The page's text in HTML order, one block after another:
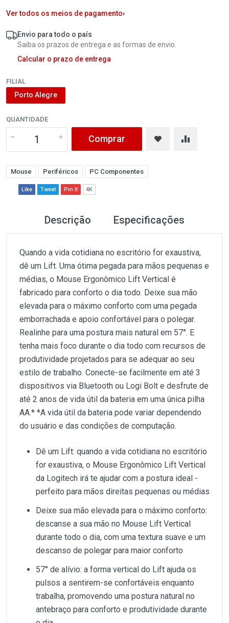
Ver todos os meios de pagamento›
Envio para todo o país
Saiba os prazos de entrega e as formas de envio.
Calcular o prazo de entrega
FILIAL
Porto Alegre
QUANTIDADE
Comprar
Mouse Periféricos PC Componentes
Like Tweet Pin It 4K
Descrição Especificações
Quando a vida cotidiana no escritório for exaustiva,
dê um Lift. Uma ótima pegada para mãos pequenas e
médias, o Mouse Ergonômico Lift Vertical é
fabricado para conforto o dia todo. Deixe sua mão
elevada para o máximo conforto com uma pegada
emborrachada e apoio confortável para o polegar.
Realinhe para uma postura mais natural em 57°. E
tenha mais foco durante o dia todo com recursos de
produtividade projetados para se adequar ao seu
estilo de trabalho. Conecte-se facilmente em até 3
dispositivos via Bluetooth ou Logi Bolt e desfrute de
até 2 anos de vida útil da bateria em uma única pilha
AA.* *A vida útil da bateria pode variar dependendo
do usuário e das condições de computação.
Dê um Lift: quando a vida cotidiana no escritório
for exaustiva, o Mouse Ergonômico Lift Vertical
da Logitech irá te ajudar com a postura ideal -
perfeito para mãos direitas pequenas ou médias
Deixe sua mão elevada para o máximo conforto:
descanse a sua mão no Mouse Lift Vertical
durante todo o dia, com uma textura suave e um
descanso de polegar para maior conforto
57° de alívio: a forma vertical do Lift ajuda os
pulsos a sentirem-se confortáveis enquanto
trabalha, promovendo uma postura natural no
antebraço para conforto e produtividade durante